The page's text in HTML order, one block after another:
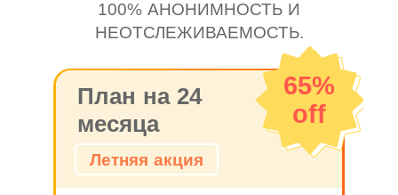
100% АНОНИМНОСТЬ И
НЕОТСЛЕЖИВАЕМОСТЬ.
65%
off
План на 24
месяца
Летняя акция